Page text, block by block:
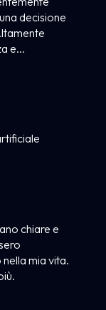
decisione
e...
chiare e
mia vita.